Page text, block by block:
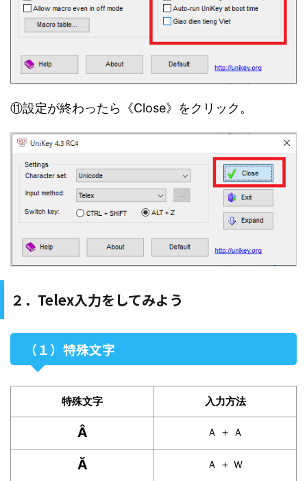
⑪設定が終わったら《Close》をクリック。
２．Telex入力をしてみよう
（１）特殊文字
特殊文字 入力方法
Â Ａ ＋ Ａ
Ă Ａ ＋ Ｗ